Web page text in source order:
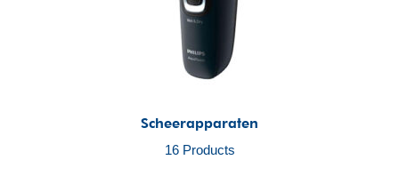
Scheerapparaten
16 Products